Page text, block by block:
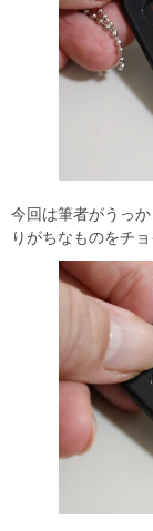
今回は筆者がうっ
りがちなものをチョ